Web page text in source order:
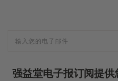
强益堂电子报订阅提